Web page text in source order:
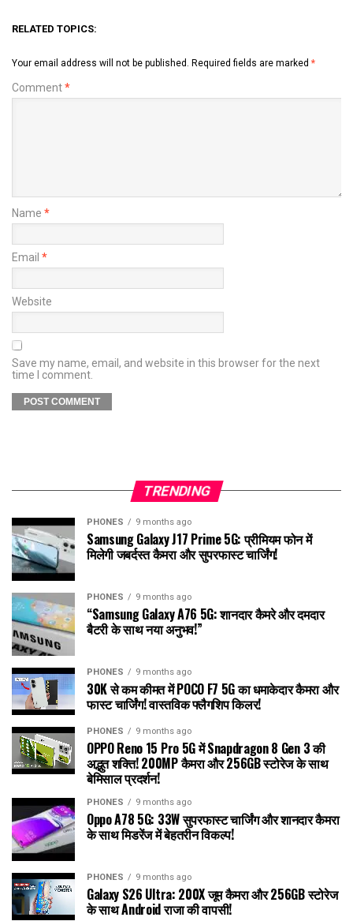
RELATED TOPICS:
Your email address will not be published. Required fields are marked *
Comment*
Name *
Email *
Website
Save my name, email, and website in this browser for the next
time I comment.
TRENDING
PHONES 9 months ago
Samsung Galaxy J17 Prime 5G: प्रीमियम फोन में
मिलेगी जबर्दस्त कैमरा और सुपरफास्ट चार्जिंग!
PHONES 9 months ago
“Samsung Galaxy A76 5G: शानदार कैमरे और दमदार
बैटरी के साथ नया अनुभव!”
PHONES 9 months ago
30K से कम कीमत में POCO F7 5G का धमाकेदार कैमरा और
फास्ट चार्जिंग! वास्तविक फ्लैगशिप किलर!
PHONES 9 months ago
OPPO Reno 15 Pro 5G में Snapdragon 8 Gen 3 की
अद्भुत शक्ति! 200MP कैमरा और 256GB स्टोरेज के साथ
बेमिसाल प्रदर्शन!
PHONES 9 months ago
Oppo A78 5G: 33W सुपरफास्ट चार्जिंग और शानदार कैमरा
के साथ मिडरेंज में बेहतरीन विकल्प!
PHONES 9 months ago
Galaxy S26 Ultra: 200X जूम कैमरा और 256GB स्टोरेज
के साथ Android राजा की वापसी!